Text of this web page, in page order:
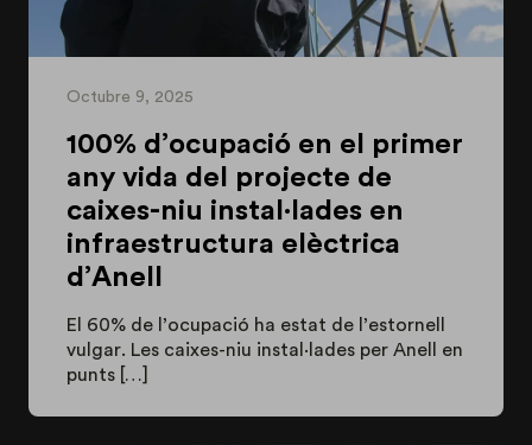
Octubre 9, 2025
100% d’ocupació en el primer
any vida del projecte de
caixes-niu instal·lades en
infraestructura elèctrica
d’Anell
El 60% de l’ocupació ha estat de l’estornell
vulgar. Les caixes-niu instal·lades per Anell en
punts […]